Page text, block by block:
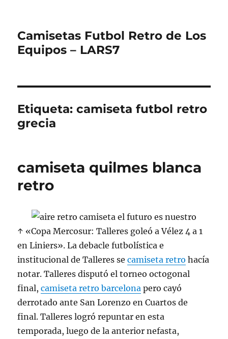
Camisetas Futbol Retro de Los
Equipos – LARS7
Etiqueta:camiseta futbol retro
grecia
camiseta quilmes blanca
retro
↑ «Copa Mercosur: Talleres goleó a Vélez 4 a 1
en Liniers». La debacle futbolística e
institucional de Talleres secamiseta retro hacía
notar. Talleres disputó el torneo octogonal
final,camiseta retro barcelona pero cayó
derrotado ante San Lorenzo en Cuartos de
final. Talleres logró repuntar en esta
temporada, luego de la anterior nefasta,